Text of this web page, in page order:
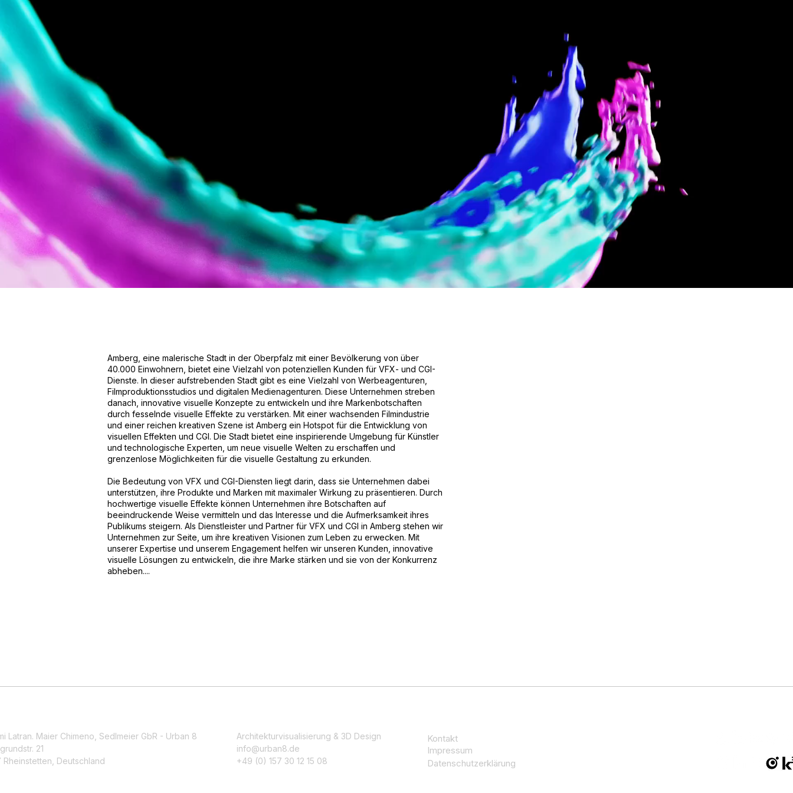
Amberg, eine malerische Stadt in der Oberpfalz mit einer Bevölkerung von über
40.000 Einwohnern, bietet eine Vielzahl von potenziellen Kunden für VFX- und CGI-
Dienste. In dieser aufstrebenden Stadt gibt es eine Vielzahl von Werbeagenturen,
Filmproduktionsstudios und digitalen Medienagenturen. Diese Unternehmen streben
danach, innovative visuelle Konzepte zu entwickeln und ihre Markenbotschaften
durch fesselnde visuelle Effekte zu verstärken. Mit einer wachsenden Filmindustrie
und einer reichen kreativen Szene ist Amberg ein Hotspot für die Entwicklung von
visuellen Effekten und CGI. Die Stadt bietet eine inspirierende Umgebung für Künstler
und technologische Experten, um neue visuelle Welten zu erschaffen und
grenzenlose Möglichkeiten für die visuelle Gestaltung zu erkunden.
Die Bedeutung von VFX und CGI-Diensten liegt darin, dass sie Unternehmen dabei
unterstützen, ihre Produkte und Marken mit maximaler Wirkung zu präsentieren. Durch
hochwertige visuelle Effekte können Unternehmen ihre Botschaften auf
beeindruckende Weise vermitteln und das Interesse und die Aufmerksamkeit ihres
Publikums steigern. Als Dienstleister und Partner für VFX und CGI in Amberg stehen wir
Unternehmen zur Seite, um ihre kreativen Visionen zum Leben zu erwecken. Mit
unserer Expertise und unserem Engagement helfen wir unseren Kunden, innovative
visuelle Lösungen zu entwickeln, die ihre Marke stärken und sie von der Konkurrenz
abheben....
Latran. Maier Chimeno, Sedlmeier GbR - Urban 8
21
Deutschland
Architekturvisualisierung & 3D Design
info@urban8.de
+49 (0) 157 30 12 15 08
Kontakt
Impressum
Datenschutzerklärung